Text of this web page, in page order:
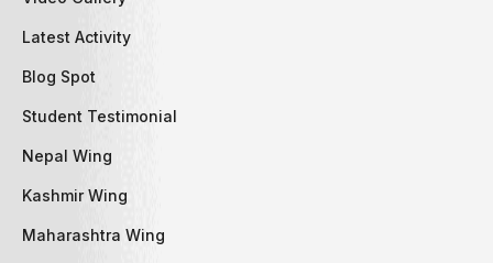
Latest Activity
Blog Spot
Student Testimonial
Nepal Wing
Kashmir Wing
Maharashtra Wing